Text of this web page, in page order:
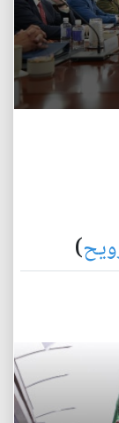
)